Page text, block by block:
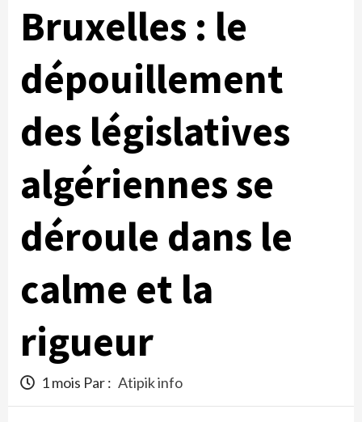
Bruxelles : le
dépouillement
des législatives
algériennes se
déroule dans le
calme et la
rigueur
1 mois Par : Atipik info